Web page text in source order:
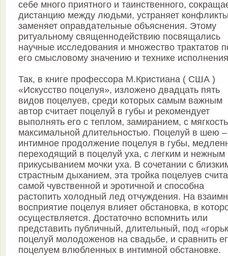
себе много приятного и таинственного,
дистанцию между людьми, устраняет
заменяет оправдательные объяснения. Этому
ритуальному священнодействию посвящались
научные исследования и множество трактатов
его смысловому значению и технике
Так, в книге профессора М.Кристиана ( США )
«Искусство поцелуя», изложено двадцать пять
видов поцелуев, среди которых самым важным
автор считает поцелуй в губы и рекомендует
выполнять его с теплом, замиранием, с
максимальной длительностью. Поцелуй в шею –
интимное продолжение поцелуя в губы,
переходящий в поцелуй уха, с легким и нежным
прикусыванием мочки уха. В сочетании с
страстным дыханием, эта тройка поцелуев
самой чувственной и эротичной и способна
растопить холодный лед отчуждения. На
восприятие поцелуя влияет обстановка, в
осуществляется. Достаточно вспомнить или
представить публичный, длительный, под
поцелуй молодоженов на свадьбе, и сравнить
поцелуем влюбленных в интимной обстановке.